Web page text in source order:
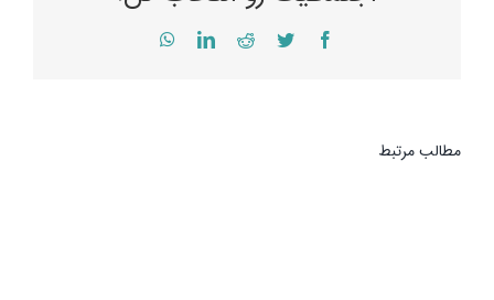
Facebook
Twitter
Reddit
LinkedIn
WhatsApp
مطالب مرتبط